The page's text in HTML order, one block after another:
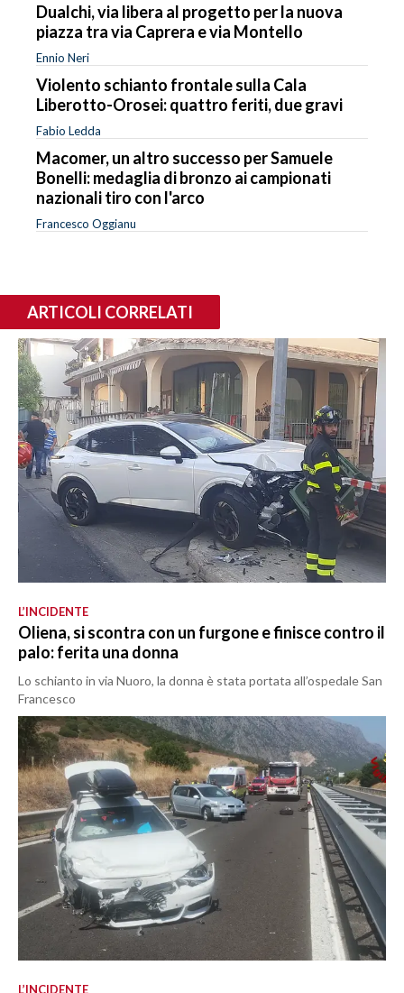
Dualchi, via libera al progetto per la nuova
piazza tra via Caprera e via Montello
Ennio Neri
Violento schianto frontale sulla Cala
Liberotto-Orosei: quattro feriti, due gravi
Fabio Ledda
Macomer, un altro successo per Samuele
Bonelli: medaglia di bronzo ai campionati
nazionali tiro con l'arco
Francesco Oggianu
ARTICOLI CORRELATI
L’INCIDENTE
Oliena, si scontra con un furgone e finisce contro il
palo: ferita una donna
Lo schianto in via Nuoro, la donna è stata portata all’ospedale San
Francesco
L’INCIDENTE